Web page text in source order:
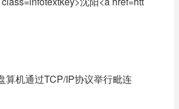
机通过TCP/IP协议举行毗连